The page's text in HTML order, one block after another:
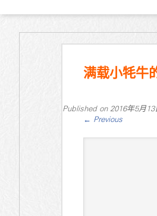
满载小牦牛
Published on 2016年5月13
← Previous